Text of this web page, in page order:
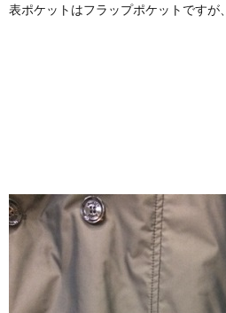
表ポケットはフラップポケットですが、